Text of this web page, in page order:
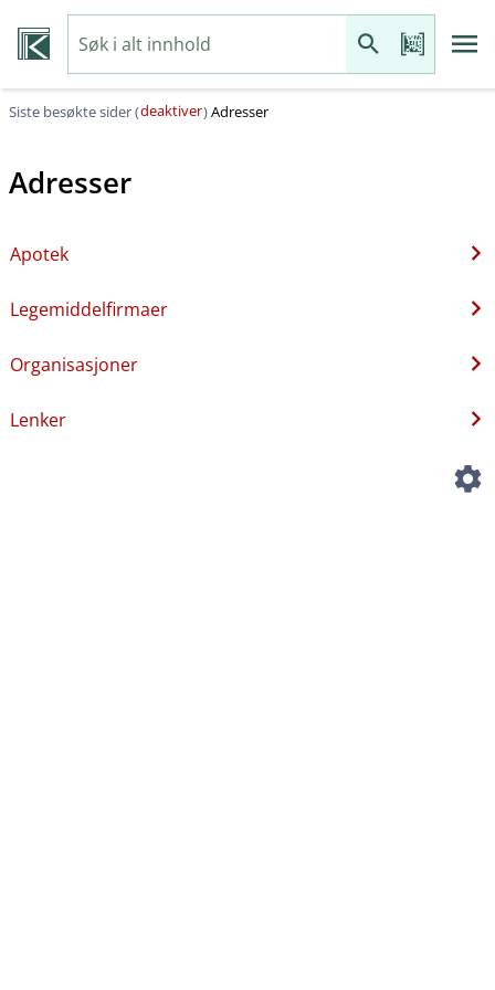
Siste besøkte sider (deaktiver)Adresser
Adresser
Apotek
Legemiddelfirmaer
Organisasjoner
Lenker